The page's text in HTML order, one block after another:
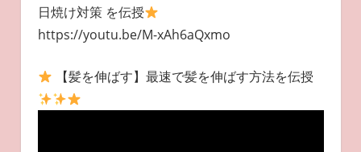
日焼け対策 を伝授
https://youtu.be/M-xAh6aQxmo
【髪を伸ばす】最速で髪を伸ばす方法を伝授